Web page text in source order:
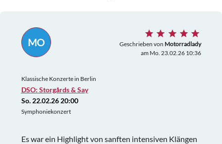
MO Geschrieben von Motorradlady
am Mo. 23.02.26 10:36
Klassische Konzerte in Berlin
DSO: Storgårds & Say
So. 22.02.26 20:00
Symphoniekonzert
Es war ein Highlight von sanften intensiven Klängen